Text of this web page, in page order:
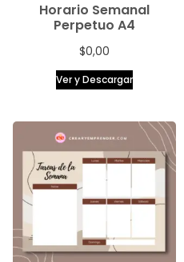
Horario Semanal
Perpetuo A4
$0,00
Ver y Descargar